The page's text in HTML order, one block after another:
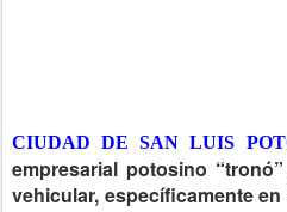
CIUDAD DE SAN LUIS
empresarial potosino
vehicular, específicamente